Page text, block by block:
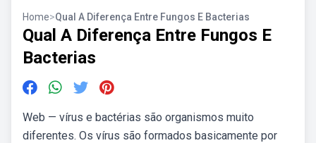
Home>Qual A Diferença Entre Fungos E Bacterias
Qual A Diferença Entre Fungos E
Bacterias
Web — vírus e bactérias são organismos muito
diferentes. Os vírus são formados basicamente por